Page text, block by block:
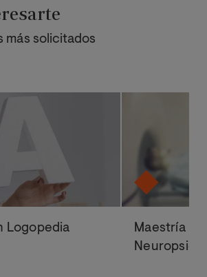
más solicitados
Logopedia
Maestría